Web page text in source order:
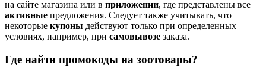
на сайте магазина или в приложении, где представлены все
активные предложения. Следует также учитывать, что
некоторые купоны действуют только при определенных
условиях, например, при самовывозе заказа.
Где найти промокоды на зоотовары?